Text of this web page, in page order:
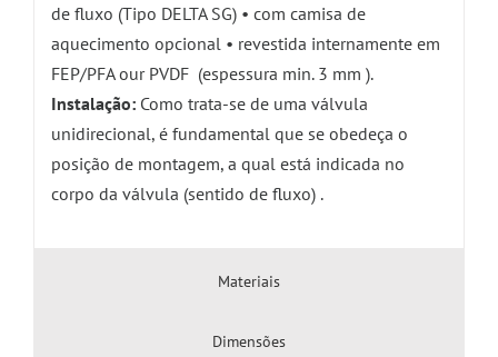
de fluxo (Tipo DELTA SG) • com camisa de
aquecimento opcional • revestida internamente em
FEP/PFA our PVDF (espessura min. 3 mm ).
Instalação:Como trata-se de uma válvula
unidirecional, é fundamental que se obedeça o
posição de montagem, a qual está indicada no
corpo da válvula (sentido de fluxo) .
Materiais
Dimensões